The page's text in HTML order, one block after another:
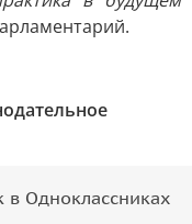
в Одноклассниках